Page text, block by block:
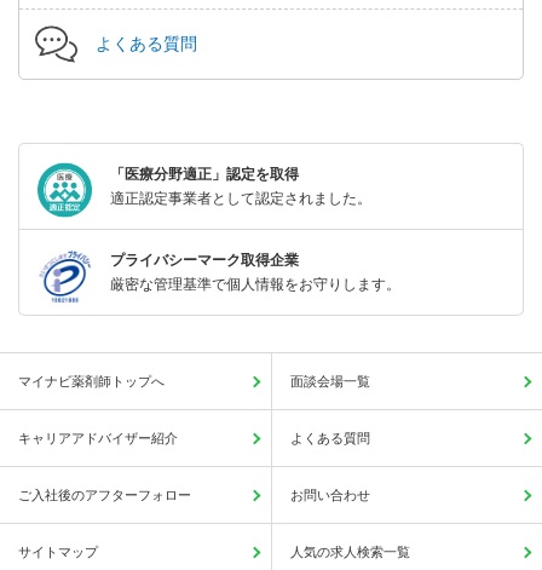
よくある質問
「医療分野適正」認定を取得
適正認定事業者として認定されました。
プライバシーマーク取得企業
厳密な管理基準で個人情報をお守りします。
マイナビ薬剤師トップへ 面談会場一覧
キャリアアドバイザー紹介 よくある質問
ご入社後のアフターフォロー お問い合わせ
サイトマップ 人気の求人検索一覧